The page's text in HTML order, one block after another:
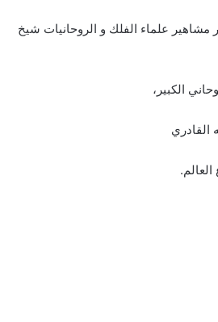
علماء الفلك و الروحانيات شيخ
الكبير،
القادري